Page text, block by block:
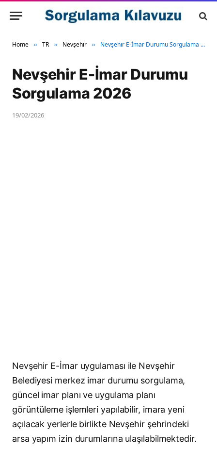
Home » TR » Nevşehir » Nevşehir E-İmar Durumu Sorgulama 2026
Nevşehir E-İmar Durumu
Sorgulama 2026
19/02/2026
Nevşehir E-İmar uygulaması ile Nevşehir
Belediyesi merkez imar durumu sorgulama,
güncel imar planı ve uygulama planı
görüntüleme işlemleri yapılabilir, imara yeni
açılacak yerlerle birlikte Nevşehir şehrindeki
arsa yapım izin durumlarına ulaşılabilmektedir.